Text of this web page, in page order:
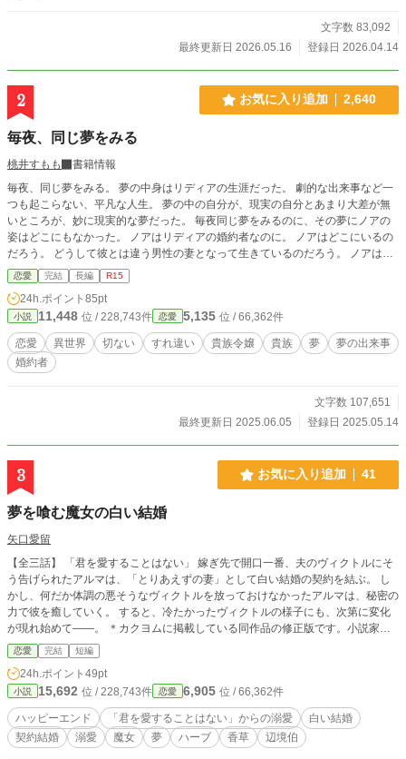
第一王子だった。彼はダフネとの婚約を機に立太子が決まったという。 王太子
の婚約者として八年ぶりに王都に戻ったダフネ。だが彼女は生家ではなく、かつ
ヨム様でも公開致しております。 ❇誤字脱字によるお目汚しがございましたら
申し訳ございません。公開後に度々修正が入ります。間を置いてご覧下さいま
せ。 ❇登場人物のお名前が他作品とダダ被りする場合がございます。皆様別人
でございます。 ❇100%妄想の産物です。妄想なので史実とは異なっておりま
す。
文字数 83,092
最終更新日 2026.05.16
登録日 2026.04.14
2 お気に入り追加 2,640
毎夜、同じ夢をみる
桃井すもも
書籍情報
毎夜、同じ夢をみる。 夢の中身はリディアの生涯だった。 劇的な出来事など一
つも起こらない、平凡な人生。 夢の中の自分が、現実の自分とあまり大差が無
いところが、妙に現実的な夢だった。 毎夜同じ夢をみるのに、その夢にノアの
姿はどこにもなかった。 ノアはリディアの婚約者なのに。 ノアはどこにいるの
だろう。 どうして彼とは違う男性の妻となって生きているのだろう。 ノアは一
体、誰を妻にしたのだろう。 ❇鬼の誤字脱字を修復すべく公開後に激しい修正
が入ります。 「間を置いて二度美味しい」とご笑覧下さいませ。 ❇登場人物の
お名前が他作品とダダ被りする場合がございます。皆様別人でございます。 ❇1
00%妄想の産物です。妄想なので史実とは異なっております。 ❇妄想遠泳の果
てに波打ち際に打ち上げられた妄想スイマーによる寝物語です。 疲れたお心と
お身体を妄想で癒やして頂けますと泳ぎ甲斐があります。 ❇座右の銘は「知ら
ないことは書けない」「嘘をつくなら最後まで」
恋愛 完結 長編 R15
24h.ポイント 85pt
小説 11,448 位 / 228,743件 恋愛 5,135 位 / 66,362件
恋愛 異世界 切ない すれ違い 貴族令嬢 貴族 夢
夢の出来事
婚約者
文字数 107,651
最終更新日 2025.06.05
登録日 2025.05.14
3 お気に入り追加 41
夢を喰む魔女の白い結婚
矢口愛留
【全三話】 「君を愛することはない」 嫁ぎ先で開口一番、夫のヴィクトルにそ
う告げられたアルマは、「とりあえずの妻」として白い結婚の契約を結ぶ。 し
かし、何だか体調の悪そうなヴィクトルを放っておけなかったアルマは、秘密の
力で彼を癒していく。 すると、冷たかったヴィクトルの様子にも、次第に変化
が現れ始めて――。 ＊カクヨムに掲載している同作品の修正版です。小説家に
なろうにも掲載しています。
恋愛 完結 短編
24h.ポイント 49pt
小説 15,692 位 / 228,743件 恋愛 6,905 位 / 66,362件
ハッピーエンド 「君を愛することはない」からの溺愛
白い結婚
契約結婚
溺愛 魔女 夢 ハーブ 香草 辺境伯